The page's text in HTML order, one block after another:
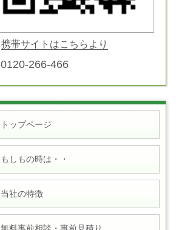
携帯サイトはこちらより
0120-266-466
トップページ
もしもの時は・・
当社の特徴